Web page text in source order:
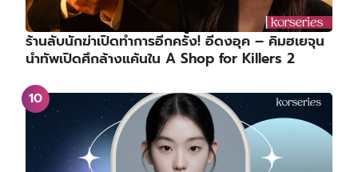
ร้านลับนักฆ่าเปิดทำการอีกครั้ง! อีดงอุค – คิมฮเยจุน
นำทัพเปิดศึกล้างแค้นใน A Shop for Killers 2